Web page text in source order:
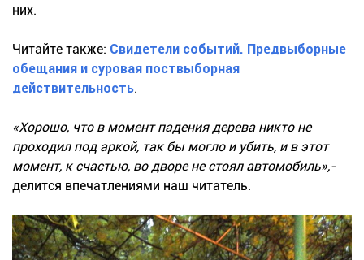
них.
Читайте также: Свидетели событий. Предвыборные
обещания и суровая поствыборная
действительность.
«Хорошо, что в момент падения дерева никто не
проходил под аркой, так бы могло и убить, и в этот
момент, к счастью, во дворе не стоял автомобиль»,-
делится впечатлениями наш читатель.